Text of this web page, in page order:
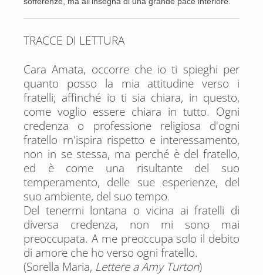
TRACCE DI LETTURA
Cara Amata, occorre che io ti spieghi per
quanto posso la mia attitudine verso i
fratelli; affinché io ti sia chiara, in questo,
come voglio essere chiara in tutto. Ogni
credenza o professione religiosa d'ogni
fratello rn'ispira rispetto e interessamento,
non in se stessa, ma perché è del fratello,
ed è come una risultante del suo
temperamento, delle sue esperienze, del
suo ambiente, del suo tempo.
Del tenermi lontana o vicina ai fratelli di
diversa credenza, non mi sono mai
preoccupata. A me preoccupa solo il debito
di amore che ho verso ogni fratello.
(Sorella Maria, Lettere a Amy Turton)